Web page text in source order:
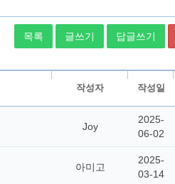
목록 글쓰기 답글쓰기